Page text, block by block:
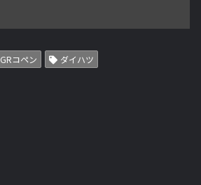
GRコペン ダイハツ